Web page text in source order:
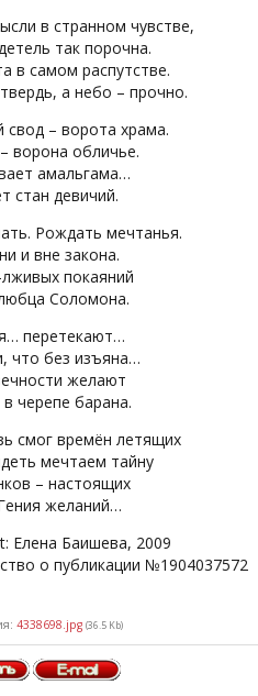
в странном чувстве,
так порочна.
в самом распутстве.
а небо – прочно.
свод – ворота храма.
ворона обличье.
амальгама…
стан девичий.
Рождать мечтанья.
и вне закона.
покаяний
Соломона.
перетекают…
что без изъяна…
желают
черепе барана.
смог времён летящих
мечтаем тайну
– настоящих
желаний…
Елена Баишева, 2009
о публикации №1904037572
4338698.jpg (36.5 Kb)